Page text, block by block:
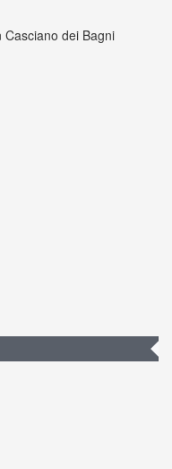
Casciano dei Bagni